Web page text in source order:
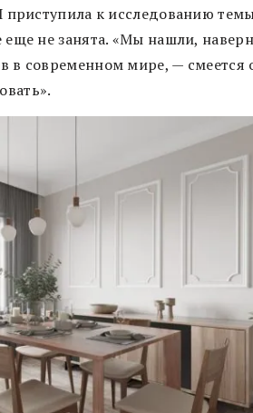
приступила к исследованию
не занята. «Мы нашли,
в современном мире, — смеется